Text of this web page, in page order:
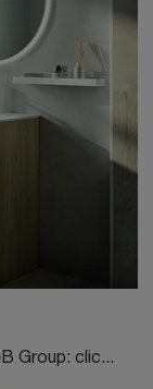
Mobile da Bagno a terra Trendy 12 di GB Group: clicca e scopri di più su mobili bagno a terra in laminato e elementi accessori del brand.